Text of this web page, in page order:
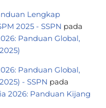
Lengkap
2025 - SSPN pada
Panduan Global,
Panduan Global,
- SSPN pada
2026: Panduan Kijang